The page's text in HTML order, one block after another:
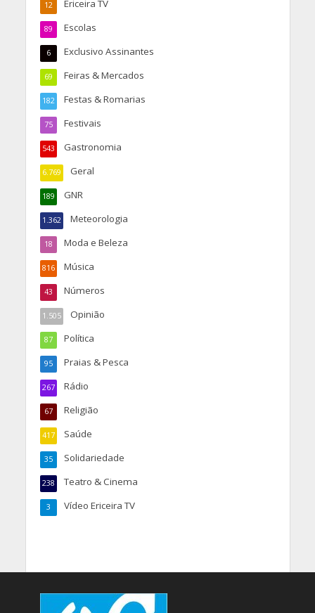
Ericeira TV
12
Escolas
89
Exclusivo Assinantes
6
Feiras & Mercados
69
Festas & Romarias
182
Festivais
75
Gastronomia
543
Geral
6.769
GNR
189
Meteorologia
1.362
Moda e Beleza
18
Música
816
Números
43
Opinião
1.505
Política
87
Praias & Pesca
95
Rádio
267
Religião
67
Saúde
417
Solidariedade
35
Teatro & Cinema
238
Vídeo Ericeira TV
3